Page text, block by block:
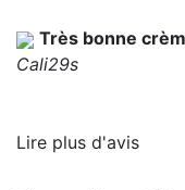
Très bonne
Cali29s
Lire plus d'avis